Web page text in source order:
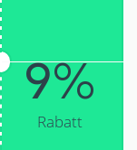
9%
Rabatt